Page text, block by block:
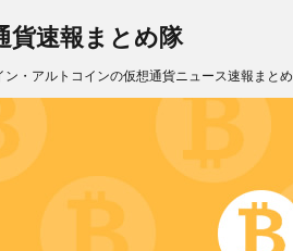
貨速報まとめ隊
ン・アルトコインの仮想通貨ニュース速報まとめ